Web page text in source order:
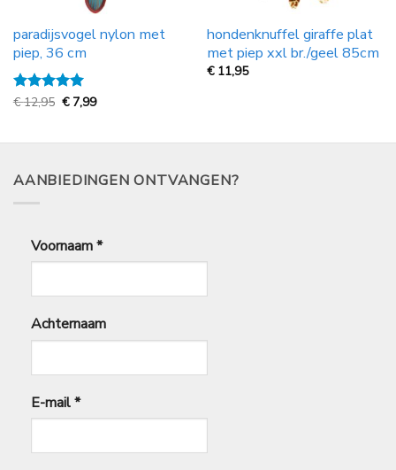
paradijsvogel nylon met
piep, 36 cm
Gewaardeerd
€12,95 Oorspronkelijke
prijs
12,95.
€ 7,99Huidige
7,99.
hondenknuffel giraffe plat
met piep xxl br./geel 85cm
€ 11,95
AANBIEDINGEN ONTVANGEN?
Voornaam*
Achternaam
E-mail*